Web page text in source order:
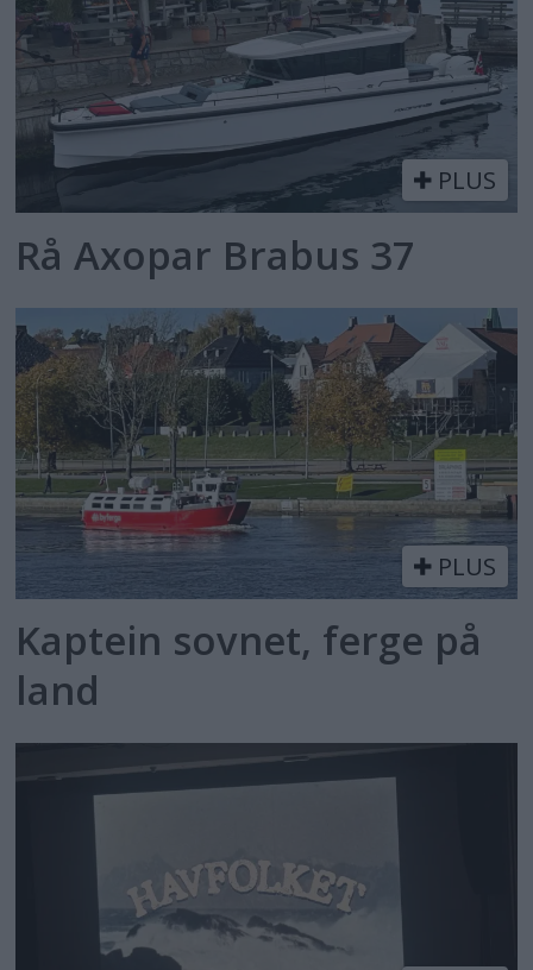
PLUS
Rå Axopar Brabus 37
PLUS
Kaptein sovnet, ferge på
land